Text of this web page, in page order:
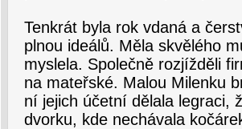
Tenkrát byla rok vdaná a
plnou ideálů. Měla skvělého
myslela. Společně rozjížděli
na mateřské. Malou Milenku
ní jejich účetní dělala legraci,
dvorku, kde nechávala